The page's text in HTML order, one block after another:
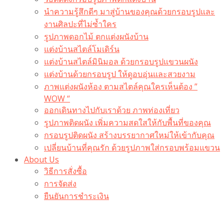
นำความรู้สึกดีๆ มาสู่บ้านของคุณด้วยกรอบรูปและ
งานศิลปะที่ไม่ซ้ำใคร
รูปภาพดอกไม้ ตกแต่งผนังบ้าน
แต่งบ้านสไตล์โมเดิร์น
แต่งบ้านสไตล์มินิมอล ด้วยกรอบรูปแขวนผนัง
แต่งบ้านด้วยกรอบรูป ให้ดูอบอุ่นและสวยงาม
ภาพแต่งผนังห้อง ตามสไตล์คุณใครเห็นต้อง ”
WOW “
ออกเดินทางไปกับเราด้วย ภาพท่องเที่ยว
รูปภาพติดผนัง เพิ่มความสดใสให้กับพื้นที่ของคุณ
กรอบรูปติดผนัง สร้างบรรยากาศใหม่ให้เข้ากับคุณ
เปลี่ยนบ้านที่คุณรัก ด้วยรูปภาพใส่กรอบพร้อมแขวน​
About Us
วิธีการสั่งซื้อ
การจัดส่ง
ยืนยันการชำระเงิน